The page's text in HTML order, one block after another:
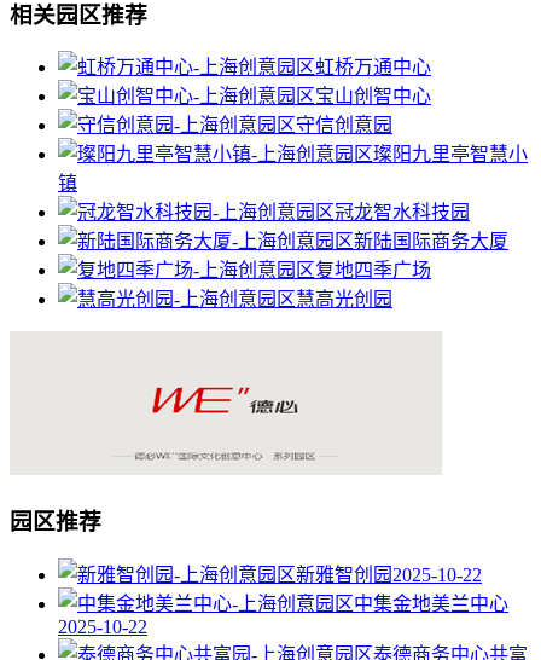
相关园区推荐
虹桥万通中心
宝山创智中心
守信创意园
璨阳九里亭智慧小
镇
冠龙智水科技园
新陆国际商务大厦
复地四季广场
慧高光创园
园区推荐
新雅智创园 2025-10-22
中集金地美兰中心
2025-10-22
泰德商务中心共富